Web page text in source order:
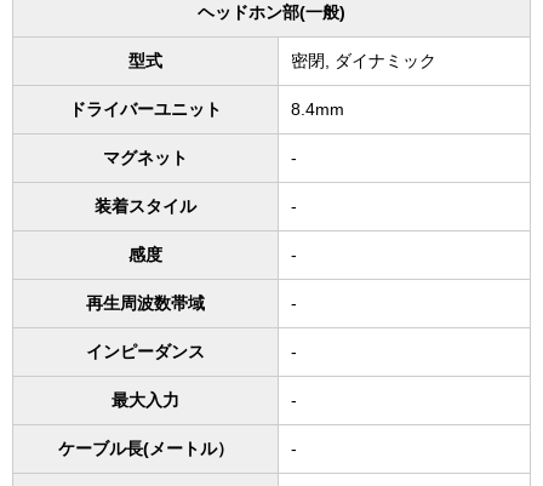
ヘッドホン部(一般)
型式 密閉, ダイナミック
ドライバーユニット 8.4mm
マグネット -
装着スタイル -
感度 -
再生周波数帯域 -
インピーダンス -
最大入力 -
ケーブル長(メートル） -